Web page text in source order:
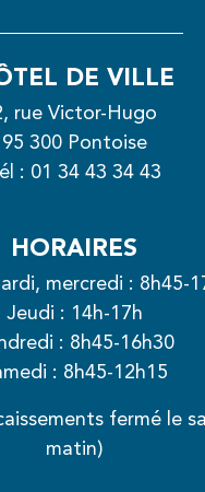
DE VILLE
rue Victor-Hugo
95 300 Pontoise
: 01 34 43 34 43
HORAIRES
mercredi : 8h45-
Jeudi : 14h-17h
: 8h45-16h30
: 8h45-12h15
fermé le
matin)